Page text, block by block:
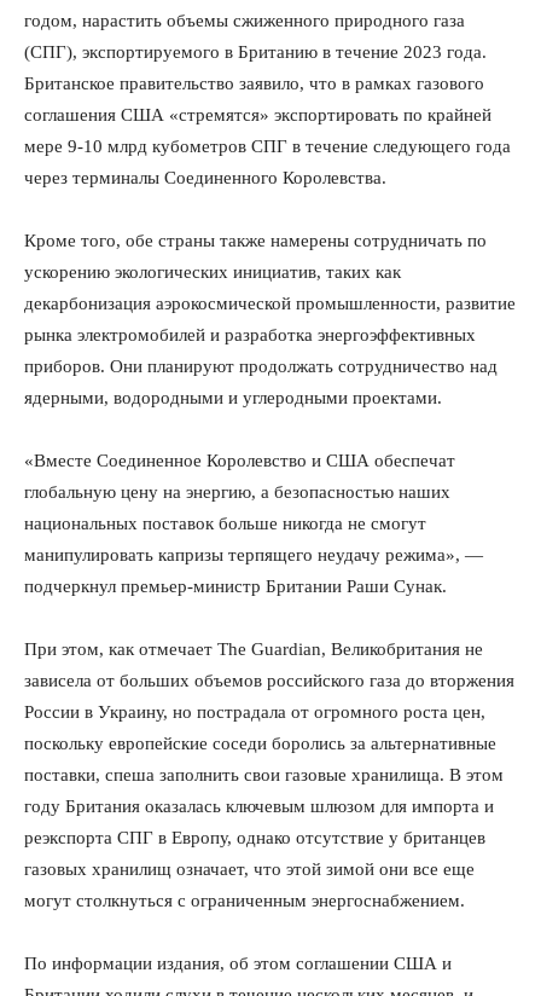
годом, нарастить объемы сжиженного природного газа
(СПГ), экспортируемого в Британию в течение 2023 года.
Британское правительство заявило, что в рамках газового
соглашения США «стремятся» экспортировать по крайней
мере 9-10 млрд кубометров СПГ в течение следующего года
через терминалы Соединенного Королевства.
Кроме того, обе страны также намерены сотрудничать по
ускорению экологических инициатив, таких как
декарбонизация аэрокосмической промышленности, развитие
рынка электромобилей и разработка энергоэффективных
приборов. Они планируют продолжать сотрудничество над
ядерными, водородными и углеродными проектами.
«Вместе Соединенное Королевство и США обеспечат
глобальную цену на энергию, а безопасностью наших
национальных поставок больше никогда не смогут
манипулировать капризы терпящего неудачу режима», —
подчеркнул премьер-министр Британии Раши Сунак.
При этом, как отмечает The Guardian, Великобритания не
зависела от больших объемов российского газа до вторжения
России в Украину, но пострадала от огромного роста цен,
поскольку европейские соседи боролись за альтернативные
поставки, спеша заполнить свои газовые хранилища. В этом
году Британия оказалась ключевым шлюзом для импорта и
реэкспорта СПГ в Европу, однако отсутствие у британцев
газовых хранилищ означает, что этой зимой они все еще
могут столкнуться с ограниченным энергоснабжением.
По информации издания, об этом соглашении США и